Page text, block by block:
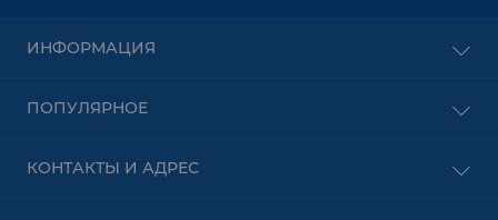
ИНФОРМАЦИЯ
О Компании
Пользовательское соглашение
ПОПУЛЯРНОЕ
Безпроводное оборудование
КОНТАКТЫ И АДРЕС